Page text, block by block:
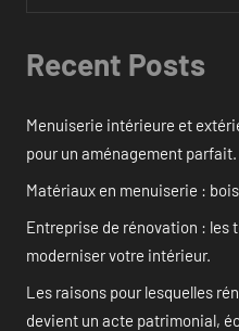
Recent Posts
Menuiserie intérieure et
pour un aménagement parfait.
Matériaux en menuiserie :
Entreprise de rénovation : les
moderniser votre intérieur.
Les raisons pour lesquelles
devient un acte patrimonial,